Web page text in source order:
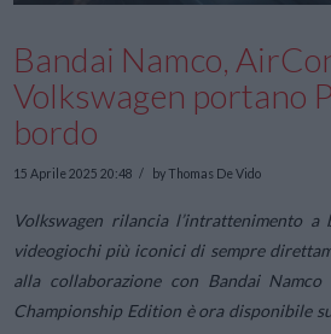
Bandai Namco,
Volkswagen portano
bordo
15 Aprile 2025 20:48 by Thomas De Vido
Volkswagen rilancia l’intrattenimento
videogiochi più iconici di sempre
alla collaborazione con Bandai
Championship Edition è ora disponibile